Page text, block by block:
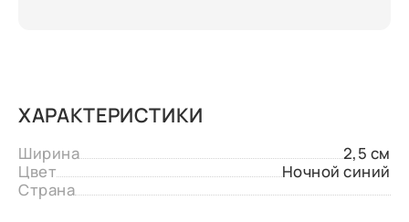
ХАРАКТЕРИСТИКИ
Ширина
2,5 см
Цвет
Ночной синий
Страна